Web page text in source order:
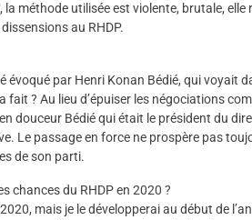
méthode utilisée est violente, brutale, elle
au RHDP.
évoqué par Henri Konan Bédié, qui voyait
fait ? Au lieu d’épuiser les négociations
douceur Bédié qui était le président du
Le passage en force ne prospère pas
de son parti.
chances du RHDP en 2020 ?
mais je le développerai au début de